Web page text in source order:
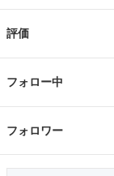
評価
フォロー中
フォロワー